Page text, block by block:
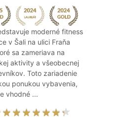
moderné fitness
v Šali na ulici Fraňa
sa zameriava na
aktivity a všeobecnej
Toto zariadenie
ponukou vybavenia,
vhodné ...